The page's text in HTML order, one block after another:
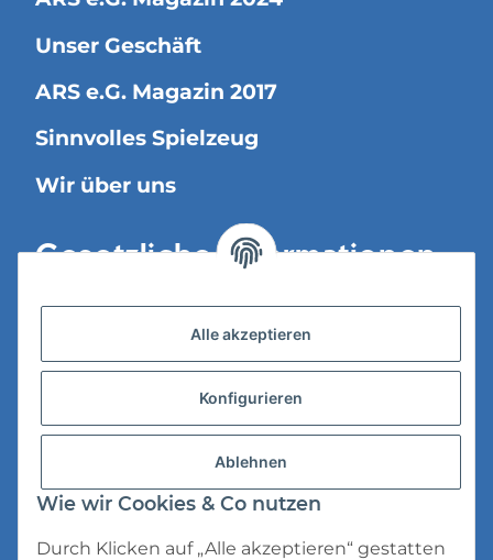
Unser Geschäft
ARS e.G. Magazin 2017
Sinnvolles Spielzeug
Wir über uns
Gesetzliche Informationen
Versandinformationen
Datenschutz
Impressum
Alle akzeptieren
Konfigurieren
Ablehnen
Wie wir Cookies & Co nutzen
Durch Klicken auf „Alle akzeptieren“ gestatten